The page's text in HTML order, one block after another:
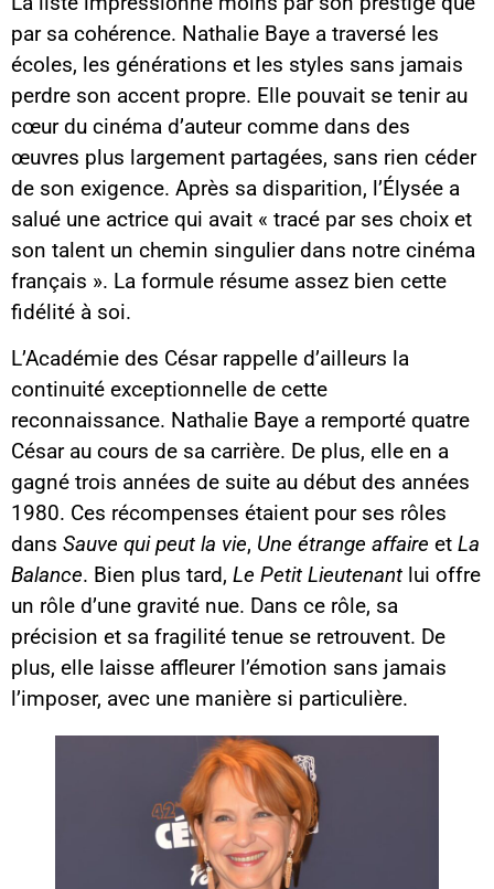
par sa cohérence. Nathalie Baye a traversé les
écoles, les générations et les styles sans jamais
perdre son accent propre. Elle pouvait se tenir au
cœur du cinéma d’auteur comme dans des
œuvres plus largement partagées, sans rien céder
de son exigence. Après sa disparition, l’Élysée a
salué une actrice qui avait « tracé par ses choix et
son talent un chemin singulier dans notre cinéma
français ». La formule résume assez bien cette
fidélité à soi.
L’Académie des César rappelle d’ailleurs la
continuité exceptionnelle de cette
reconnaissance. Nathalie Baye a remporté quatre
César au cours de sa carrière. De plus, elle en a
gagné trois années de suite au début des années
1980. Ces récompenses étaient pour ses rôles
dans Sauve qui peut la vie, Une étrange affaire et La
Balance. Bien plus tard, Le Petit Lieutenant lui offre
un rôle d’une gravité nue. Dans ce rôle, sa
précision et sa fragilité tenue se retrouvent. De
plus, elle laisse affleurer l’émotion sans jamais
l’imposer, avec une manière si particulière.